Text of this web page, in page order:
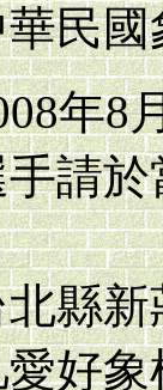
民
年8
早
縣新
好